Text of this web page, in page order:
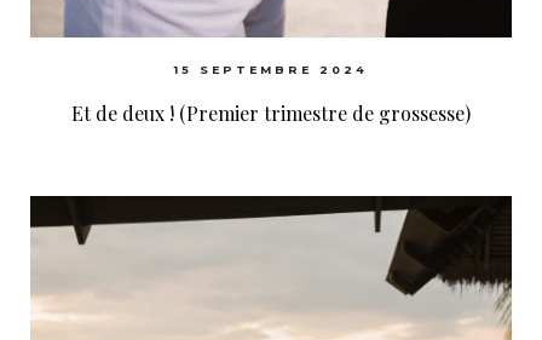
15 SEPTEMBRE 2024
Et de deux ! (Premier trimestre de grossesse)